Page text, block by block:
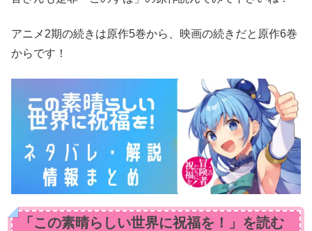
アニメ2期の続きは原作5巻から、映画の続きだと原作6巻
からです！
「この素晴らしい世界に祝福を！」を読む